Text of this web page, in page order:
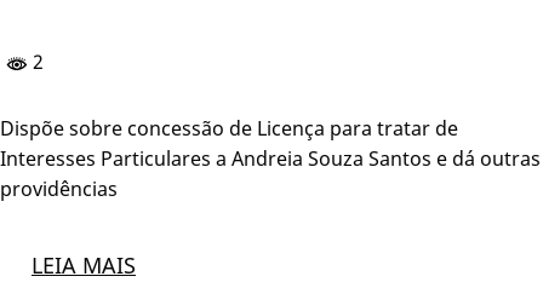
2
Dispõe sobre concessão de Licença para tratar de
Interesses Particulares a Andreia Souza Santos e dá outras
providências
LEIA MAIS